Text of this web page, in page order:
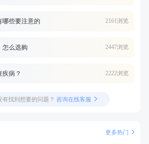
哪些要注意的 2161浏览
怎么选购 2447浏览
病？ 2222浏览
有找到想要的问题？ 咨询在线客服
更多热门